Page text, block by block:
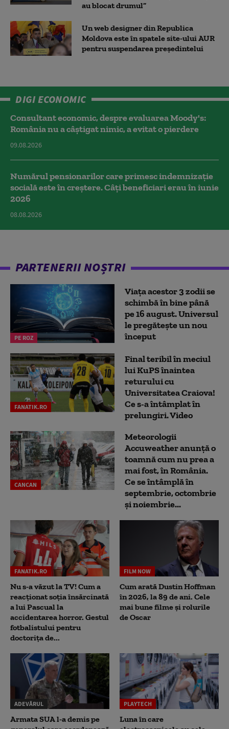
au blocat drumul”
Un web designer din Republica
Moldova este în spatele site-ului AUR
pentru suspendarea președintelui
DIGI ECONOMIC
Consultant economic, despre evaluarea Moody's:
România nu a câştigat nimic, a evitat o pierdere
09.08.2026
Numărul pensionarilor care primesc indemnizaţie
socială este în creștere. Câți beneficiari erau în iunie
2026
08.08.2026
PARTENERII NOȘTRI
PE ROZ
Viața acestor 3 zodii se
schimbă în bine până
pe 16 august. Universul
le pregătește un nou
început
FANATIK.RO
Final teribil în meciul
lui KuPS înaintea
returului cu
Universitatea Craiova!
Ce s-a întâmplat în
prelungiri. Video
CANCAN
Meteorologii
Accuweather anunță o
toamnă cum nu prea a
mai fost, în România.
Ce se întâmplă în
septembrie, octombrie
și noiembrie...
FANATIK.RO
Nu s-a văzut la TV! Cum a
reacţionat soţia însărcinată
a lui Pascual la
accidentarea horror. Gestul
fotbalistului pentru
doctoriţa de...
FILM NOW
Cum arată Dustin Hoffman
în 2026, la 89 de ani. Cele
mai bune filme și rolurile
de Oscar
ADEVĂRUL
Armata SUA l-a demis pe
PLAYTECH
Luna în care